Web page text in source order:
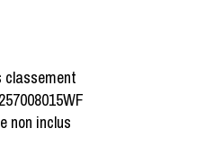
classement
non inclus